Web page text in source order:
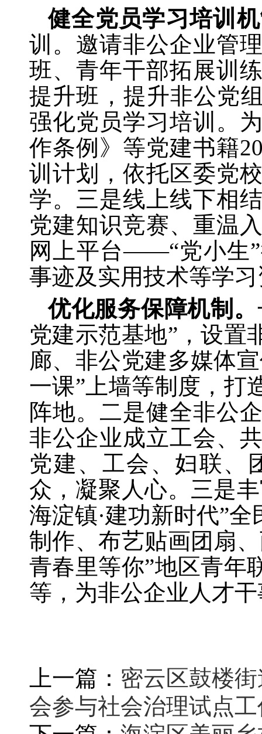
健全党员学习培训
训。邀请非公企业管
班、青年干部拓展训
提升班，提升非公党
强化党员学习培训。
作条例》等党建书籍
训计划，依托区委党
学。三是线上线下相
党建知识竞赛、重温
网上平台——“党小生
事迹及实用技术等学
优化服务保障机制。
党建示范基地”，设置
廊、非公党建多媒体
一课”上墙等制度，打
阵地。二是健全非公
非公企业成立工会、
党建、工会、妇联、
众，凝聚人心。三是
海淀镇·建功新时代”
制作、布艺贴画团扇
青春里等你”地区青年
等，为非公企业人才
上一篇： 密云区鼓楼
会参与社会治理试点